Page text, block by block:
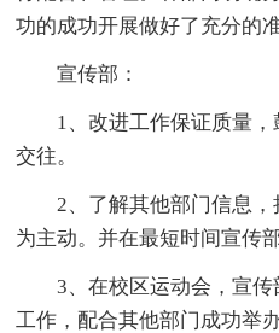
功的成功开展做好了充分的准
宣传部：
1、改进工作保证质量，
交往。
2、了解其他部门信息，
为主动。并在最短时间宣传
3、在校区运动会，宣传
工作，配合其他部门成功举